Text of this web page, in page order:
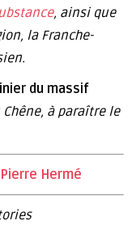
, ainsi que
la Franche-
du massif
à paraître le
Hermé